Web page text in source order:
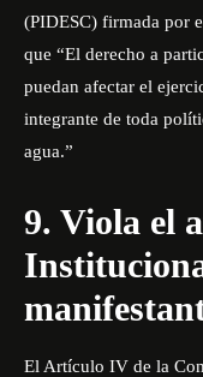
(PIDESC) firmada por
que “El derecho a
puedan afectar el
integrante de toda
agua.”
9. Viola el
El Artículo IV de la